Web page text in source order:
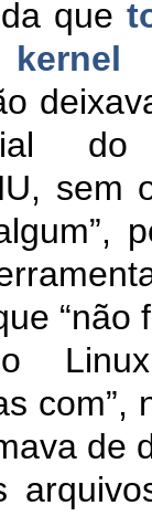
que
sem
“não
com”,
de